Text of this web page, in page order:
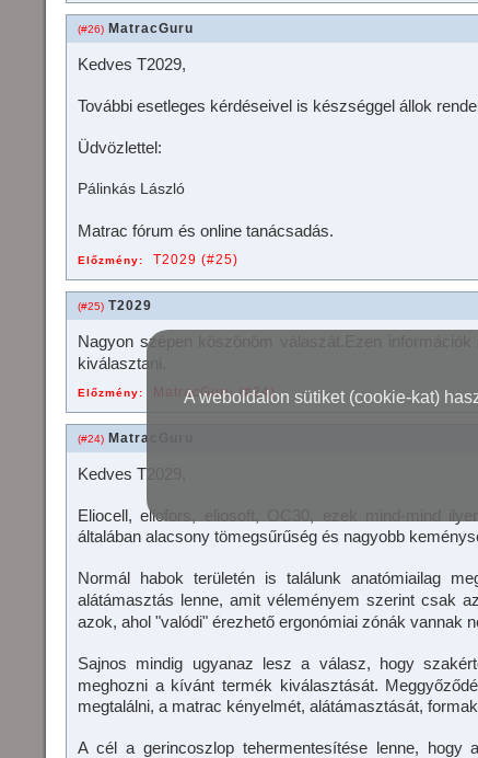
A weboldalon sütiket (cookie-kat)
(#26) MatracGuru
Kedves T2029,
További esetleges kérdéseivel is készséggel állok
Üdvözlettel:
Pálinkás László
Matrac fórum és online tanácsadás.
Előzmény: T2029 (#25)
(#25) T2029
Nagyon szépen köszönöm válaszát.Ezen
kiválasztani.
Előzmény: MatracGuru (#24)
(#24) MatracGuru
Kedves T2029,
Eliocell, eliofors, eliosoft, OC30, ezek mind-mind
általában alacsony tömegsűrűség és nagyobb
Normál habok területén is találunk anatómiailag
alátámasztás lenne, amit véleményem szerint csak
azok, ahol "valódi" érezhető ergonómiai zónák vannak
Sajnos mindig ugyanaz lesz a válasz, hogy
meghozni a kívánt termék kiválasztását.
megtalálni, a matrac kényelmét, alátámasztását,
A cél a gerincoszlop tehermentesítése lenne, hogy